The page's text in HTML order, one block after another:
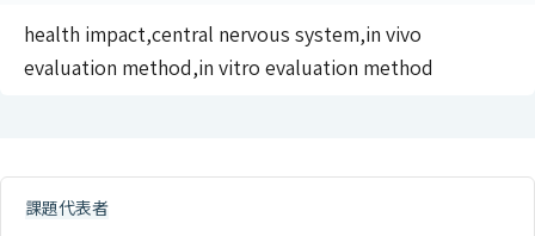
health impact,central nervous system,in vivo
evaluation method,in vitro evaluation method
課題代表者